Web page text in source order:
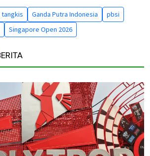
tangkis Ganda Putra Indonesia
pbsi
Singapore Open 2026